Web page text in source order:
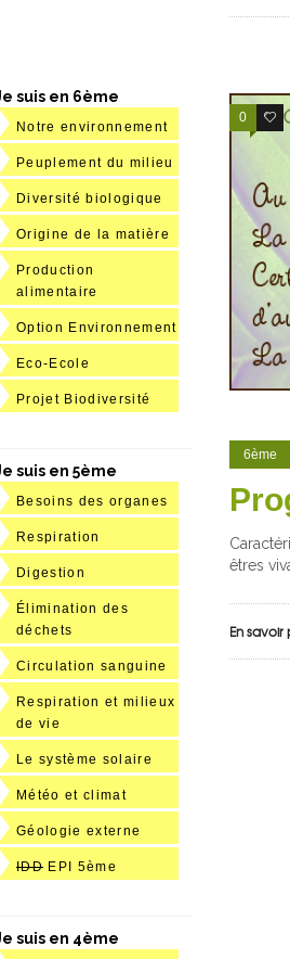
0 12
6ème
êtres
En savoir
suis en 6ème
Notre environnement
Peuplement du milieu
Diversité biologique
Origine de la matière
Production
alimentaire
Option Environnement
Eco-Ecole
Projet Biodiversité
suis en 5ème
Besoins des organes
Respiration
Digestion
Élimination des
déchets
Circulation sanguine
Respiration et milieux
de vie
Le système solaire
Météo et climat
Géologie externe
IDD EPI 5ème
suis en 4ème